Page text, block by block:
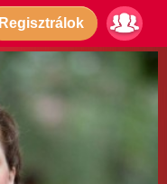
Regisztrálok